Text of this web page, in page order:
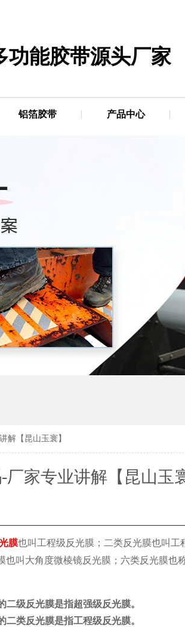
功能胶带源头厂家
铝箔胶带 产品中心
解【昆山玉寰】
家专业讲解【昆山玉
膜也叫工程级反光膜；二类反光膜也叫工
叫大角度微棱镜反光膜；六类反光膜也
二级反光膜是指超强级反光膜。
类反光膜是指工程级反光膜。